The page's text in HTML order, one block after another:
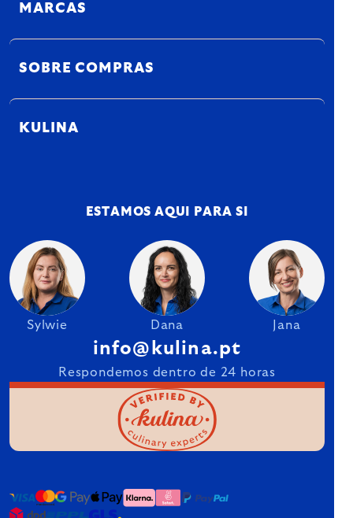
MARCAS
SOBRE COMPRAS
KULINA
ESTAMOS AQUI PARA SI
Sylwie Dana Jana
info@kulina.pt
Respondemos dentro de 24 horas